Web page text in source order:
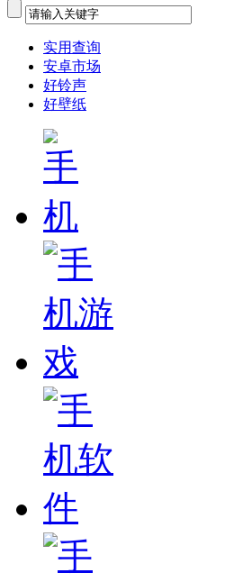
实用查询
安卓市场
好铃声
好壁纸